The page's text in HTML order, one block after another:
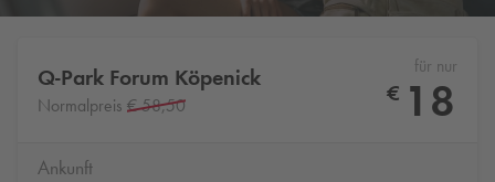
Q-Park Forum Köpenick
Normalpreis € 58,50
für nur
€ 18
Ankunft